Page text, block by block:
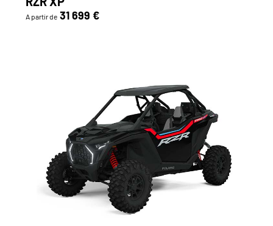
A partir de 31 699 €